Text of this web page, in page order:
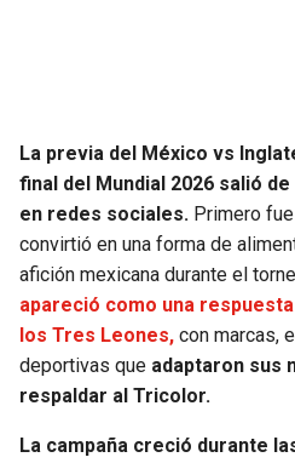
FALCONS
PANTHERS
TRAIL BLAZERS
JAZZ
La previa del México vs
final del Mundial 2026 salió
en redes sociales. Primero
convirtió en una forma de
afición mexicana durante el
apareció como una
los Tres Leones, con marcas,
deportivas que adaptaron sus
respaldar al Tricolor.
La campaña creció durante